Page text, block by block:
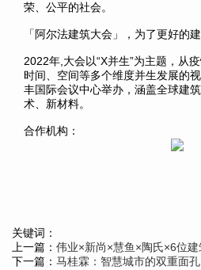
荣、公平的社会。
「阿尔法建筑大会」，为了更好的
2022年,大会以“X并生”为主题，从
时间、空间等多个维度并生发展的
丰国际会议中心举办，涵盖全球建
术、新材料。
合作机构：
关键词：
上一篇： 伟业×新尚×慧鱼×陶氏×6位
下一篇： 马桂霖：智慧城市的双重面